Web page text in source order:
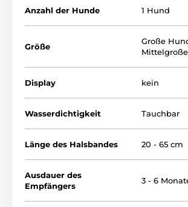
braucht nachts kein zusätzliches
Eine kompakte Bedienung ist klein
und ist resistent.
Anzahl der Hunde 1 Hund
Größe
Große
Display kein
Wasserdichtigkeit Tauchbar
Länge des Halsbandes 20 - 65 cm
Ausdauer des
Empfängers
3 - 6